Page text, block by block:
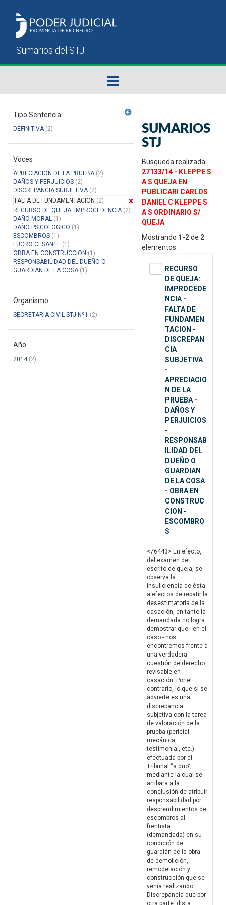
Sumarios del STJ
Manual del Usuario
Tipo Sentencia
DEFINITIVA(2)
Voces
APRECIACION DE LA PRUEBA(2)
DAÑOS Y PERJUICIOS (2)
DISCREPANCIA SUBJETIVA(2)
FALTA DE FUNDAMENTACION (2)
RECURSO DE QUEJA: IMPROCEDENCIA(2)
DAÑO MORAL (1)
DAÑO PSICOLOGICO (1)
ESCOMBROS (1)
LUCRO CESANTE (1)
OBRA EN CONSTRUCCION (1)
RESPONSABILIDAD DEL DUEÑO O
GUARDIAN DE LA COSA(1)
Organismo
SECRETARÍA CIVIL STJ Nº1 (2)
Año
2014(2)
SUMARIOS
STJ
Busqueda realizada:
27133/14 - KLEPPE S
A S QUEJA EN
PUBLICARI CARLOS
DANIEL C KLEPPE S
A S ORDINARIO S/
QUEJA
Mostrando 1-2de 2
elementos.
RECURSO
DE QUEJA:
IMPROCEDE
NCIA -
FALTA DE
FUNDAMEN
TACION -
DISCREPAN
CIA
SUBJETIVA
-
APRECIACIO
N DE LA
PRUEBA -
DAÑOS Y
PERJUICIOS
-
RESPONSAB
ILIDAD DEL
DUEÑO O
GUARDIAN
DE LA COSA
- OBRA EN
CONSTRUC
CION -
ESCOMBRO
S
<76443> En efecto,
del examen del
escrito de queja, se
observa la
insuficiencia de ésta
a efectos de rebatir la
desestimatoria de la
casación, en tanto la
demandada no logra
demostrar que - en el
caso - nos
encontremos frente a
una verdadera
cuestión de derecho
revisable en
casación. Por el
contrario, lo que sí se
advierte es una
discrepancia
subjetiva con la tarea
de valoración de la
prueba (pericial
mecánica,
testimonial, etc.)
efectuada por el
Tribunal “a quo”,
mediante la cual se
arribara a la
conclusión de atribuir
responsabilidad por
desprendimientos de
escombros al
frentista
(demandada) en su
condición de
guardián de la obra
de demolición,
remodelación y
construcción que se
venía realizando.
Discrepancia que por